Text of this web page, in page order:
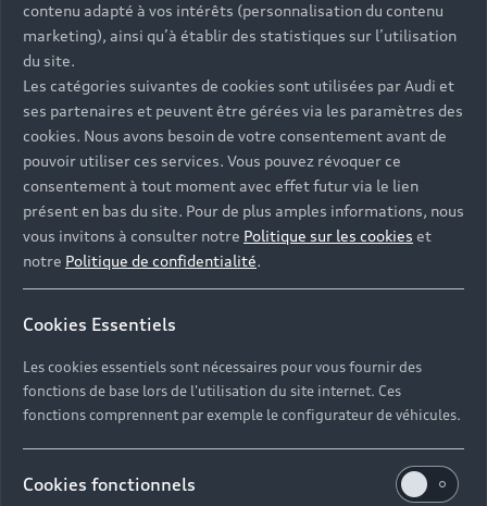
contenu adapté à vos intérêts (personnalisation du contenu
marketing), ainsi qu’à établir des statistiques sur l’utilisation
du site.
Les catégories suivantes de cookies sont utilisées par Audi et
ses partenaires et peuvent être gérées via les paramètres des
cookies. Nous avons besoin de votre consentement avant de
pouvoir utiliser ces services. Vous pouvez révoquer ce
consentement à tout moment avec effet futur via le lien
présent en bas du site. Pour de plus amples informations, nous
vous invitons à consulter notre Politique sur les cookies et
notre Politique de confidentialité.
Cookies Essentiels
Les cookies essentiels sont nécessaires pour vous fournir des
fonctions de base lors de l'utilisation du site internet. Ces
fonctions comprennent par exemple le configurateur de véhicules.
Cookies fonctionnels